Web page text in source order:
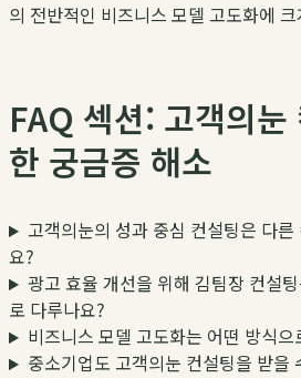
의 전반적인 비즈니스 모델 고도화에
FAQ 섹션: 고객의눈
한 궁금증 해소
고객의눈의 성과 중심 컨설팅은 다
요?
광고 효율 개선을 위해 김팀장 컨설
로 다루나요?
비즈니스 모델 고도화는 어떤 방식
중소기업도 고객의눈 컨설팅을 받을